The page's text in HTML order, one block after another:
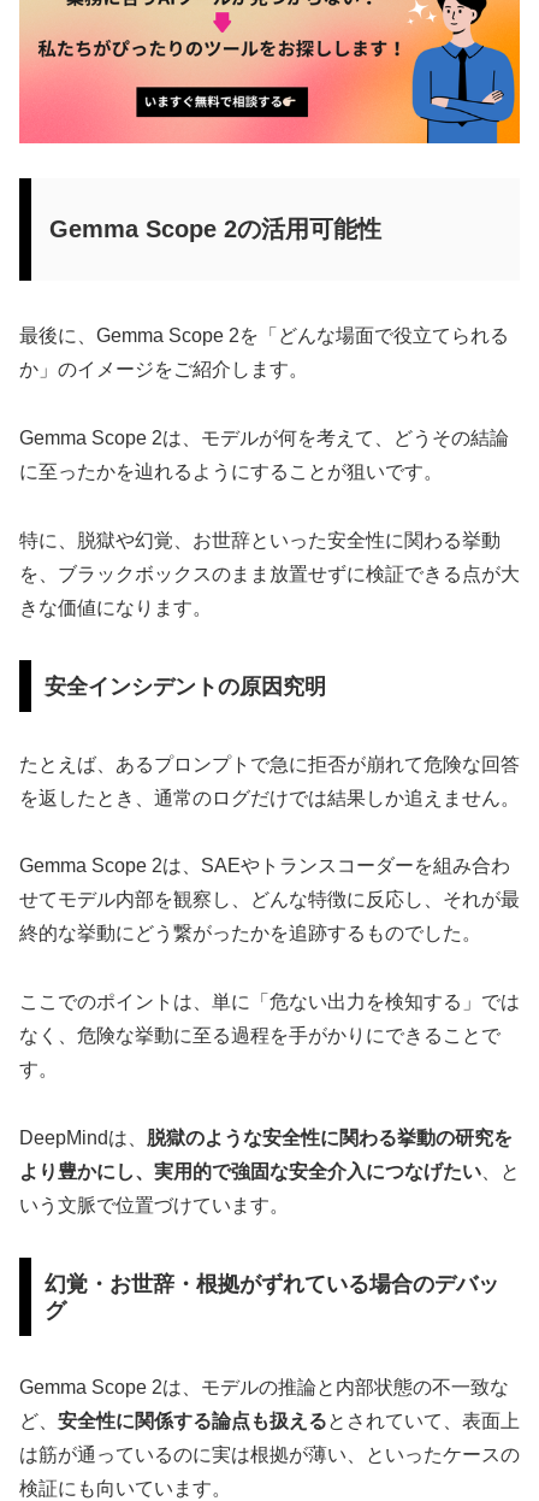
Gemma Scope 2の活用可能性
最後に、Gemma Scope 2を「どんな場面で役立てられる
か」のイメージをご紹介します。
Gemma Scope 2は、モデルが何を考えて、どうその結論
に至ったかを辿れるようにすることが狙いです。
特に、脱獄や幻覚、お世辞といった安全性に関わる挙動
を、ブラックボックスのまま放置せずに検証できる点が大
きな価値になります。
安全インシデントの原因究明
たとえば、あるプロンプトで急に拒否が崩れて危険な回答
を返したとき、通常のログだけでは結果しか追えません。
Gemma Scope 2は、SAEやトランスコーダーを組み合わ
せてモデル内部を観察し、どんな特徴に反応し、それが最
終的な挙動にどう繋がったかを追跡するものでした。
ここでのポイントは、単に「危ない出力を検知する」では
なく、危険な挙動に至る過程を手がかりにできることで
す。
DeepMindは、 脱獄のような安全性に関わる挙動の研究を
より豊かにし、実用的で強固な安全介入につなげたい 、と
いう文脈で位置づけています。
幻覚・お世辞・根拠がずれている場合のデバッ
グ
Gemma Scope 2は、モデルの推論と内部状態の不一致な
ど、 安全性に関係する論点も扱えるとされていて、表面上
は筋が通っているのに実は根拠が薄い、といったケースの
検証にも向いています。